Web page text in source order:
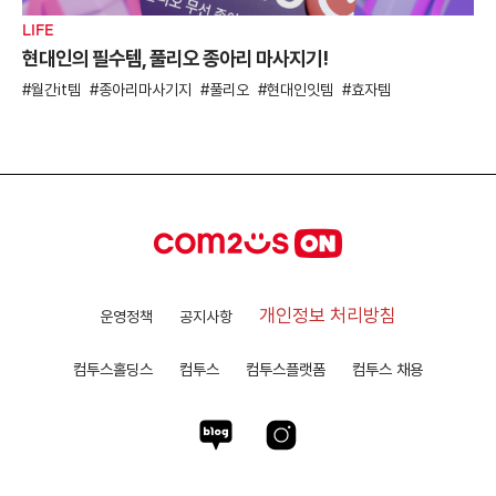
LIFE
현대인의 필수템, 풀리오 종아리 마사지기!
월간it템 종아리마사기지 풀리오 현대인잇템 효자템
운영정책 공지사항 개인정보 처리방침
컴투스홀딩스 컴투스 컴투스플랫폼 컴투스 채용